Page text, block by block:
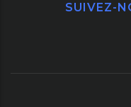
SUIVEZ-